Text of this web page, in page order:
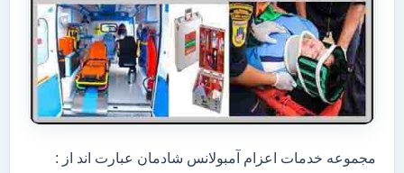
مجموعه خدمات اعزام آمبولانس شادمان عبارت اند از :